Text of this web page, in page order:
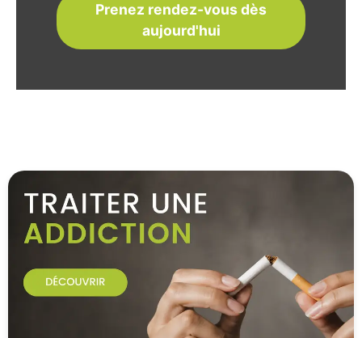
Prenez rendez-vous dès
aujourd'hui